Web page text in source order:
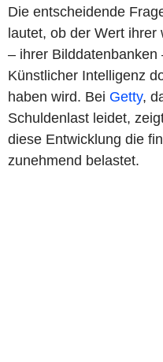
Die entscheidende
lautet, ob der Wert ihrer
– ihrer
Künstlicher Intelligenz
haben wird. Bei Getty,
Schuldenlast leidet,
diese Entwicklung die
zunehmend belastet.